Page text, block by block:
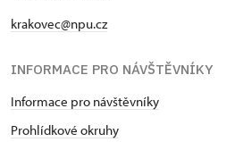
krakovec@npu.cz
INFORMACE PRO NÁVŠTĚVNÍKY
Informace pro návštěvníky
Prohlídkové okruhy